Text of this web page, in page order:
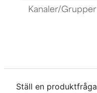
Kanaler/Grupper
Ställ en produktfråga